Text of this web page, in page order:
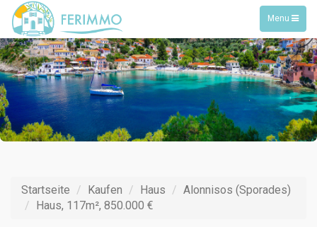
Toggle
navigation
Menu
Startseite Kaufen Haus
Alonnisos (Sporades)
Haus, 117m², 850.000 €